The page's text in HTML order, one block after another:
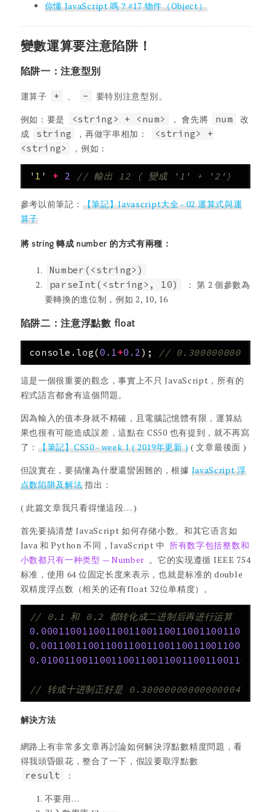
你懂 JavaScript 嗎？#17 物件（Object）
變數運算要注意陷阱！
陷阱一：注意型別
運算子 + -
要特別注意型別。
例如：要是
<string> + <num> ， 會先將 num
改
成
string ，再做字串相加：
<string> +
<string>
，例如：
' 1 ' + 2 // 輸出 12 ( 變成 '1' + '2')
參考以前筆記： 【筆記】Javascript大全 - 02 運算式與運
算子
將 string 轉成 number 的方式有兩種：
Number(<string>)
parseInt(<string>, 10)
： 第 2 個參數為
要轉換的進位制，例如 2, 10, 16
陷阱二：注意浮點數 float
console . log(0.1+0.2 ); //
這是一個很重要的觀念，事實上不只 JavaScript，所有的
程式語言都會有這個問題。
因為輸入的值本身就不精確，且電腦記憶體有限，運算結
果也很有可能造成誤差，這點在 CS50 也有提到，就不再寫
了： 【筆記】CS50 - week 1 ( 2019年更新 ) ( 文章最後面 )
但說實在，要搞懂為什麼還蠻困難的，根據 JavaScript 浮
点数陷阱及解法指出：
( 此篇文章我只看得懂這段… )
首先要搞清楚 JavaScript 如何存储小数。和其它语言如
Java 和 Python 不同，JavaScript 中 所有数字包括整数和
小数都只有一种类型 — Number 。它的实现遵循 IEEE 754
标准，使用 64 位固定长度来表示，也就是标准的 double
双精度浮点数（相关的还有float 32位单精度）。
// 0.1 和 0.2 都转化成二进制后再进行运算
// 转成十进制正好是 0.30000000000000004
解決方法
網路上有非常多文章再討論如何解決浮點數精度問題，看
得我頭昏眼花，整合了一下，假設要取浮點數
result
：
不要用…